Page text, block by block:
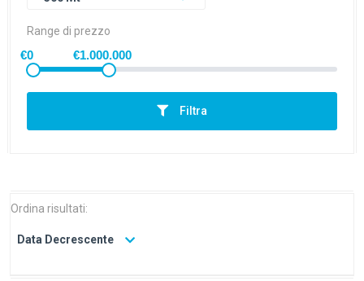
Range di prezzo
€0 €1.000.000
Filtra
Ordina risultati:
Data Decrescente